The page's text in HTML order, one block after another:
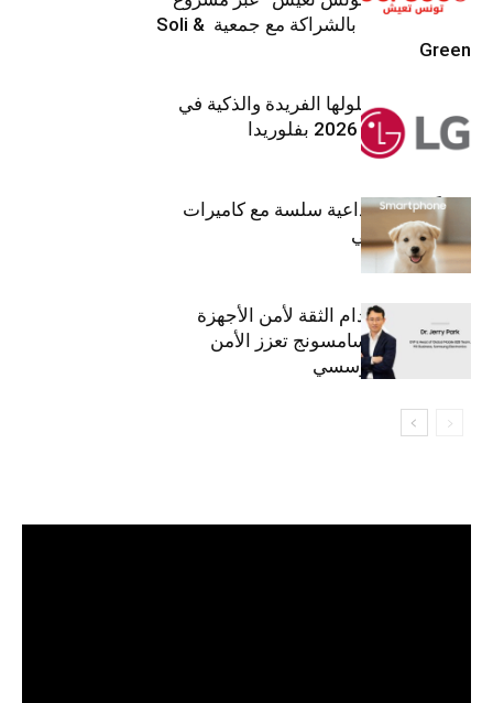
تنموي مستدام بالشراكة مع جمعية Soli &
Green
إل جي تقدم حلولها الفريدة والذكية في
معرض (KBIS) 2026 بفلوريدا
قريباً: تجربة إبداعية سلسة مع كاميرات
أجهزة جالاكسي
استراتيجية انعدام الثقة لأمن الأجهزة
المحمولة من سامسونج تعزز الأمن
السيبراني المؤسسي